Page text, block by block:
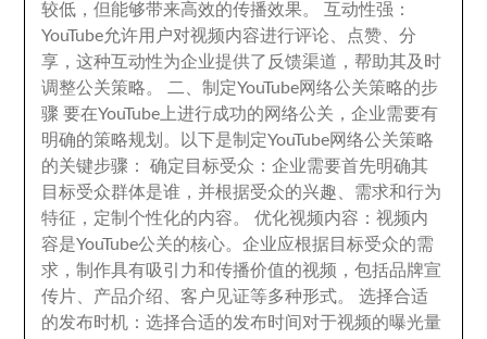
较低 ，但能够带来高效的传播效果。 互动性强 ：
YouTube允许用户对视频内容进行评论
点赞 、分
享 ，这种互动性为企业提供了反馈渠道 ，帮助其及时
调整公关策略。 二 、制定YouTube网络公关策略的步
骤 要在YouTube上进行成功的网络公关 ，企业需要有
明确的策略规划 。
以下是制定YouTube网络公关策略
的关键步骤 ：确定目标受众 ：企业需要首先明确其
目标受众群体是谁 ， 并根据受众的兴趣
需求和行为
特征 ， 定制个性化的内容。优化视频内容 ：视频内
容是YouTube公关的核心。企业应根据目标受众的需
求 ，制作具有吸引力和传播价值的视频 ，包括品牌宣
传片
产品介绍 、客户见证等多种形式。选择合适
的发布时机 ：选择合适的发布时间对于视频的曝光量